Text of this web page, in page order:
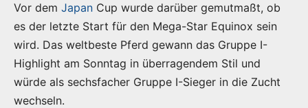
Vor dem Japan Cup wurde darüber gemutmaßt, ob
es der letzte Start für den Mega-Star Equinox sein
wird. Das weltbeste Pferd gewann das Gruppe I-
Highlight am Sonntag in überragendem Stil und
würde als sechsfacher Gruppe I-Sieger in die Zucht
wechseln.